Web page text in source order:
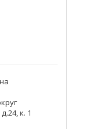
к. 1